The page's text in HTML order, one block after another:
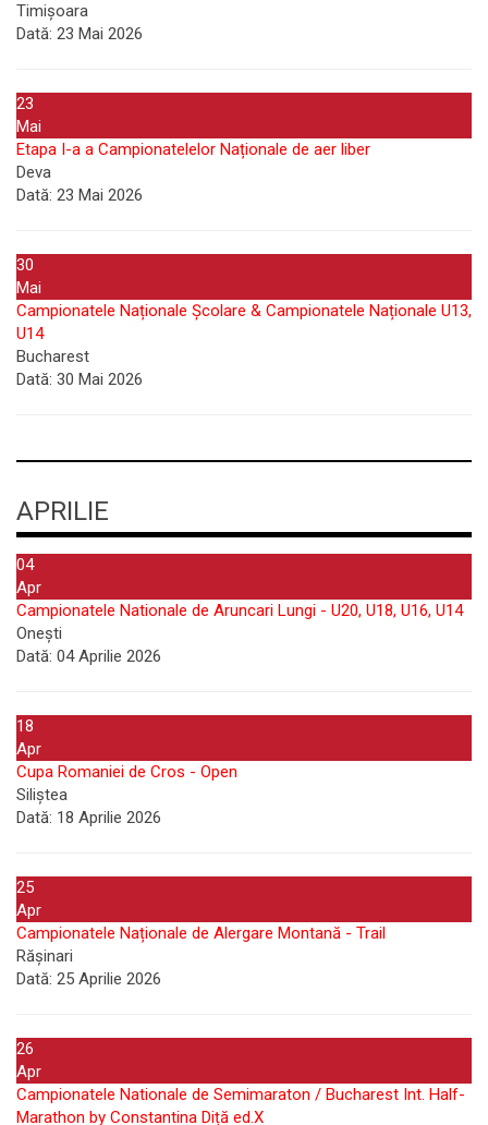
Timișoara
Dată: 23 Mai 2026
23
Mai
Etapa I-a a Campionatelelor Naționale de aer liber
Deva
Dată: 23 Mai 2026
30
Mai
Campionatele Naționale Școlare & Campionatele Naționale U13,
U14
Bucharest
Dată: 30 Mai 2026
APRILIE
04
Apr
Campionatele Nationale de Aruncari Lungi - U20, U18, U16, U14
Onești
Dată: 04 Aprilie 2026
18
Apr
Cupa Romaniei de Cros - Open
Siliștea
Dată: 18 Aprilie 2026
25
Apr
Campionatele Naționale de Alergare Montană - Trail
Rășinari
Dată: 25 Aprilie 2026
26
Apr
Campionatele Nationale de Semimaraton / Bucharest Int. Half-
Marathon by Constantina Diță ed.X